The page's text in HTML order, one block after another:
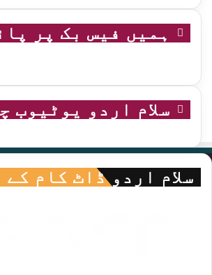
ہمیں فیس بک پر
سلام اردو یوٹیوب
سلام اردو ڈاٹ کام